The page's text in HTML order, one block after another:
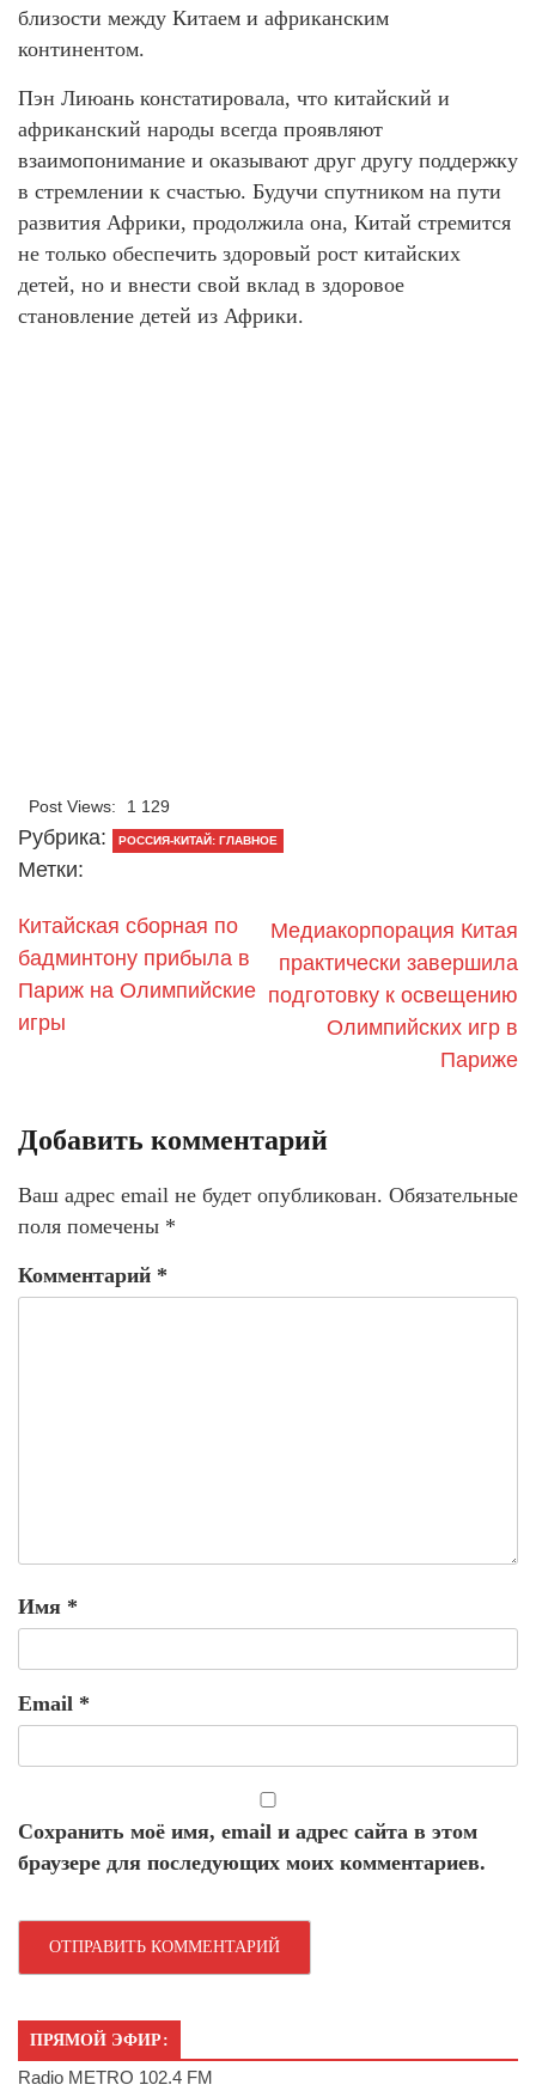
близости между Китаем и африканским
континентом.
Пэн Лиюань констатировала, что китайский и
африканский народы всегда проявляют
взаимопонимание и оказывают друг другу поддержку
в стремлении к счастью. Будучи спутником на пути
развития Африки, продолжила она, Китай стремится
не только обеспечить здоровый рост китайских
детей, но и внести свой вклад в здоровое
становление детей из Африки.
Post Views: 1 129
Рубрика: РОССИЯ-КИТАЙ: ГЛАВНОЕ
Метки:
Китайская сборная по
бадминтону прибыла в
Париж на Олимпийские
игры
Медиакорпорация Китая
практически завершила
подготовку к освещению
Олимпийских игр в
Париже
Добавить комментарий
Ваш адрес email не будет опубликован. Обязательные
поля помечены *
Комментарий *
Имя *
Email *
Сохранить моё имя, email и адрес сайта в этом
браузере для последующих моих комментариев.
ПРЯМОЙ ЭФИР:
Radio METRO 102.4 FM